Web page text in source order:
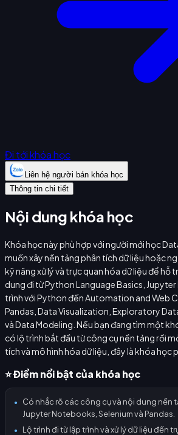
Đi tới khóa học
Liên hệ người bán khóa học
Thông tin chi tiết
Nội dung khóa học
Khóa học này phù hợp với người mới học
muốn xây nền tảng phân tích dữ liệu hoặc
kỹ năng xử lý và trực quan hóa dữ liệu để hỗ
dung đi từ Python Language Basics,
trình với Python đến Automation and Web
Pandas, Data Visualization, Exploratory
và Data Modeling. Nếu bạn đang tìm một
có lộ trình bắt đầu từ công cụ nền tảng rồi
tích và mô hình hóa dữ liệu, đây là khóa học
⭐ Điểm nổi bật của khóa học
●
Có nhắc rõ các công cụ và nội dung nền
Jupyter Notebooks, Selenium và Pandas.
●
Lộ trình đi từ lập trình và xử lý dữ liệu đến